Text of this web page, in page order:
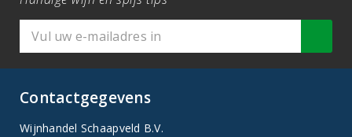
Contactgegevens
Wijnhandel Schaapveld B.V.